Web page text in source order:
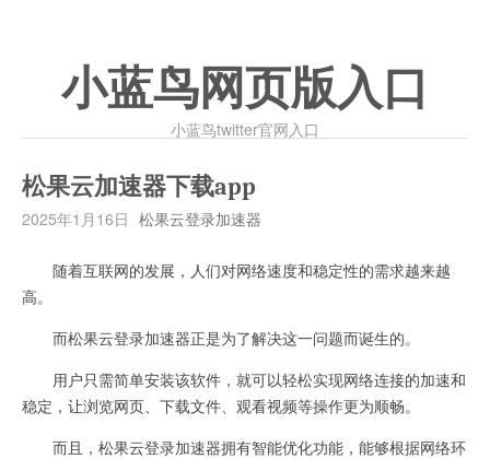
小蓝鸟网页版入口
小蓝鸟twitter官网入口
松果云加速器下载app
2025年1月16日 松果云登录加速器
随着互联网的发展，人们对网络速度和稳定性的需求越来越
高。
而松果云登录加速器正是为了解决这一问题而诞生的。
用户只需简单安装该软件，就可以轻松实现网络连接的加速和
稳定，让浏览网页、下载文件、观看视频等操作更为顺畅。
而且，松果云登录加速器拥有智能优化功能，能够根据网络环